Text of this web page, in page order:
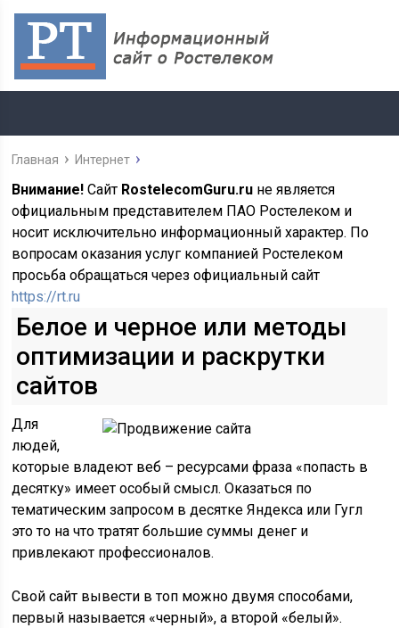
Главная Интернет
Внимание! Сайт RostelecomGuru.ru не является
официальным представителем ПАО Ростелеком и
носит исключительно информационный характер. По
вопросам оказания услуг компанией Ростелеком
просьба обращаться через официальный сайт
https://rt.ru
Белое и черное или методы
оптимизации и раскрутки
сайтов
Для
людей,
которые владеют веб – ресурсами фраза «попасть в
десятку» имеет особый смысл. Оказаться по
тематическим запросом в десятке Яндекса или Гугл
это то на что тратят большие суммы денег и
привлекают профессионалов.
Свой сайт вывести в топ можно двумя способами,
первый называется «черный», а второй «белый».